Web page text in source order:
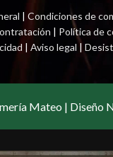
|Condiciones de
| Política de
|Aviso legal |
Mateo | Diseño